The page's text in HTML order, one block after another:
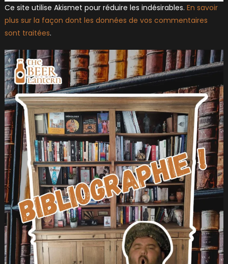
Ce site utilise Akismet pour réduire les indésirables. En savoir
plus sur la façon dont les données de vos commentaires
sont traitées.